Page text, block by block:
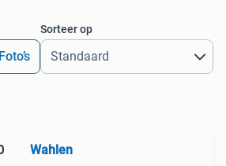
Foto’s
Sorteer op
Wahlen